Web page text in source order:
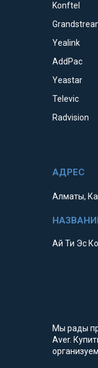
Konftel
Yealink
AddPac
Yeastar
Televic
Radvision
Алматы,
Ай Ти Эс
Мы рады
Aver.